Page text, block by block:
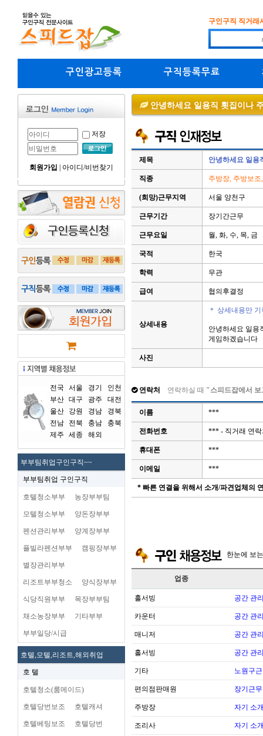
구인구직 직거래
구인광고등록 구직등록무료
저장
회원가입 아이디/비번찾기
전국 서울 경기
인천
부산 대구 광주
대전
울산
강원 경남
경북
전남
전북 충남
충북
제주
세종 해외
부부팀취업구인구직~~
부부팀취업 구인구직
호텔청소부부 농장부부팀
모텔청소부부 양돈장부부
펜션관리부부 양계장부부
플빌라펜션부부 캠핑장부부
별장관리부부
리조트부부청소 양식장부부
식당직원부부 목장부부팀
채소농장부부 기타부부
부부일당/시급
호텔,모텔,리조트,해외취업
호 텔
호텔청소(룸메이드)
호텔당번보조 호텔캐셔
호텔베팅보조 호텔당번
안녕하세요 일용직 횟집이나
제목 안녕하세요 일용
직종 주방장, 주방보
(희망)근무지역 서울 양천구
근무기간 장기간근무
근무요일 월, 화, 수, 목, 금
국적 한국
학력 무관
급여 협의후결정
상세내용
＊ 상세내용만
안녕하세요 일용
게임하겠습니다
사진
연락처 연락하실 때 "스피드잡에서
이름 ***
전화번호 *** - 직거래 연
휴대폰 ***
이메일 ***
* 빠른 연결을 위해서 소개/파견업체의
한눈에 보
업종
홀서빙 공간 관
카운터 공간 관
매니저 공간 관
홀서빙 공간 관
기타 노원구
편의점판매원 장기근
주방장 자기 소
조리사 자기 소